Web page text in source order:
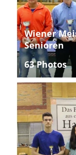
Wiener
Senioren
63 Photos